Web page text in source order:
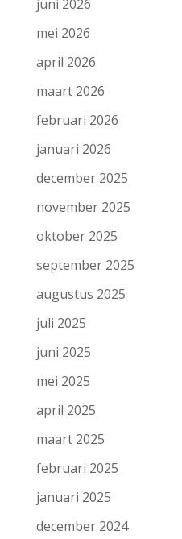
juni 2026
mei 2026
april 2026
maart 2026
februari 2026
januari 2026
december 2025
november 2025
oktober 2025
september 2025
augustus 2025
juli 2025
juni 2025
mei 2025
april 2025
maart 2025
februari 2025
januari 2025
december 2024